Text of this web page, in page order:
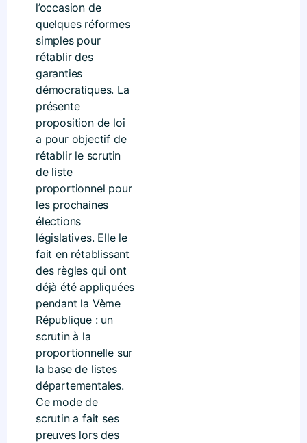
l’occasion de
quelques réformes
simples pour
rétablir des
garanties
démocratiques. La
présente
proposition de loi
a pour objectif de
rétablir le scrutin
de liste
proportionnel pour
les prochaines
élections
législatives. Elle le
fait en rétablissant
des règles qui ont
déjà été appliquées
pendant la Vème
République : un
scrutin à la
proportionnelle sur
la base de listes
départementales.
Ce mode de
scrutin a fait ses
preuves lors des